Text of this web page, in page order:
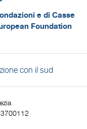
e di Casse
Foundation